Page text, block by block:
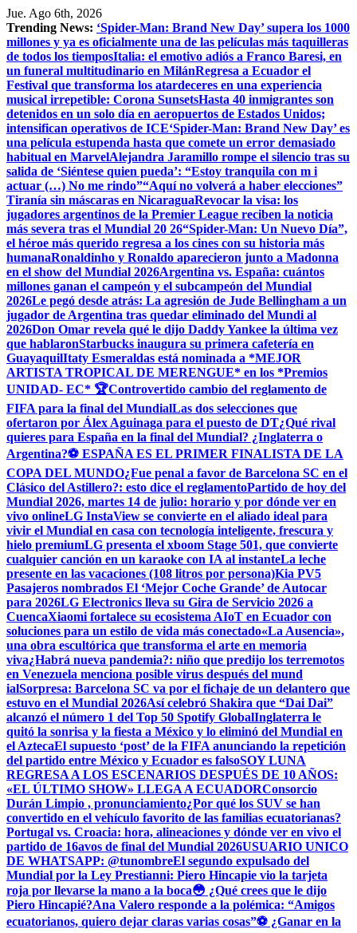
Saltar
al
contenido
Jue. Ago 6th, 2026
Trending News: ‘Spider-Man: Brand New Day’ supera los 1000
millones y ya es oficialmente una de las películas más taquilleras
de todos los tiemposItalia: el emotivo adiós a Franco Baresi, en
un funeral multitudinario en MilánRegresa a Ecuador el
Festival que transforma los atardeceres en una experiencia
musical irrepetible: Corona SunsetsHasta 40 inmigrantes son
detenidos en un solo día en aeropuertos de Estados Unidos;
intensifican operativos de ICE‘Spider-Man: Brand New Day’ es
una película estupenda hasta que comete un error demasiado
habitual en Marvel​Alejandra Jaramillo rompe el silencio tras su
salida de ‘Siéntese quien pueda’: “Estoy tranquila con m i
actuar (…) No me rindo”“Aquí no volverá a haber elecciones”
Tiranía sin máscaras en NicaraguaRevocar la visa: los
jugadores argentinos de la Premier League reciben la noticia
más severa tras el Mundial 20 26“Spider-Man: Un Nuevo Día”,
el héroe más querido regresa a los cines con su historia más
humanaRonaldinho y Ronaldo aparecieron junto a Madonna
en el show del Mundial 2026Argentina vs. España: cuántos
millones ganan el campeón y el subcampeón del Mundial
2026Le pegó desde atrás: La agresión de Jude Bellingham a un
jugador de Argentina tras quedar eliminado del Mundi al
2026Don Omar revela qué le dijo Daddy Yankee la última vez
que hablaronStarbucks inaugura su primera cafetería en
GuayaquilItaty Esmeraldas está nominada a *MEJOR
ARTISTA TROPICAL DE MERENGUE* en los *Premios
UNIDAD- EC* 🏆Controvertido cambio del reglamento de
FIFA para la final del MundialLas dos selecciones que
ofertaron por Álex Aguinaga para el puesto de DT¿Qué rival
quieres para España en la final del Mundial? ¿Inglaterra o
Argentina?⚽ ESPAÑA ES EL PRIMER FINALISTA DE LA
COPA DEL MUNDO¿Fue penal a favor de Barcelona SC en el
Clásico del Astillero?: esto dice el reglamentoPartido de hoy del
Mundial 2026, martes 14 de julio: horario y por dónde ver en
vivo onlineLG InstaView se convierte en el aliado ideal para
vivir el Mundial en casa con tecnología inteligente, frescura y
hielo premiumLG presenta el xboom Stage 501, que convierte
cualquier canción en un karaoke con IA al instanteLa leche
presente en las vacaciones (108 litros por persona)Kia PV5
Pasajeros nombrados El ‘Mejor Coche Grande’ de Autocar
para 2026LG Electronics lleva su Gira de Servicio 2026 a
CuencaXiaomi fortalece su ecosistema AIoT en Ecuador con
soluciones para un estilo de vida más conectado«La Ausencia»,
una obra escultórica que transforma el arte en memoria
viva¿Habrá nueva pandemia?: niño que predijo los terremotos
en Venezuela menciona posible virus después del mund
ialSorpresa: Barcelona SC va por el fichaje de un delantero que
estuvo en el Mundial 2026Así celebró Shakira que “Dai Dai”
alcanzó el número 1 del Top 50 Spotify GlobalInglaterra le
quitó la sonrisa y la fiesta a México y lo eliminó del Mundial en
el AztecaEl supuesto ‘post’ de la FIFA anunciando la repetición
del partido entre México y Ecuador es falsoSOY LUNA
REGRESA A LOS ESCENARIOS DESPUÉS DE 10 AÑOS:
«EL ÚLTIMO SHOW» LLEGA A ECUADORConsorcio
Durán Limpio , pronunciamiento¿Por qué los SUV se han
convertido en el vehículo favorito de las familias ecuatorianas?
Portugal vs. Croacia: hora, alineaciones y dónde ver en vivo el
partido de 16avos de final del Mundial 2026USUARIO UNICO
DE WHATSAPP: @tunombreEl segundo expulsado del
Mundial por la Ley Prestianni: Piero Hincapie vio la tarjeta
roja por llevarse la mano a la boca😳 ¿Qué crees que le dijo
Piero Hincapié?Ana Valero responde a la polémica: “Amigos
ecuatorianos, quiero dejar claras varias cosas”⚽ ¿Ganar en la